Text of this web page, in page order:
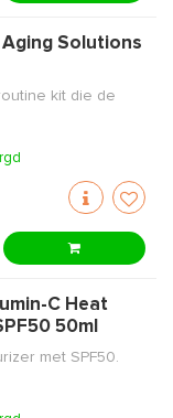
Solutions
kit die de
C Heat
50ml
met SPF50.